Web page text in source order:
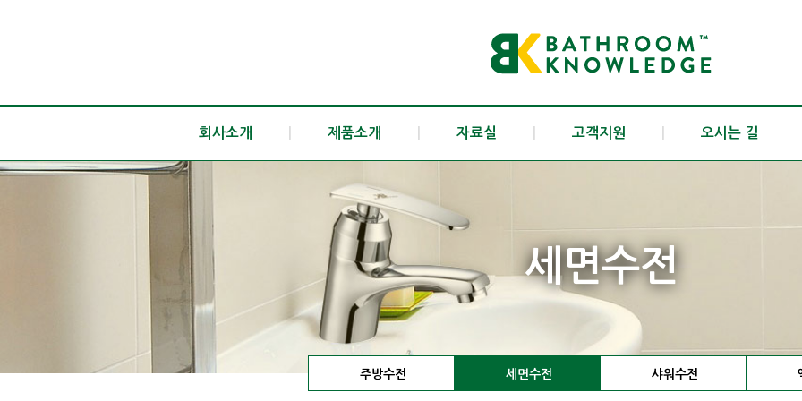
회사소개 제품소개 자료실 고객지원 오시는 길
세면수전
주방수전 세면수전 샤워수전